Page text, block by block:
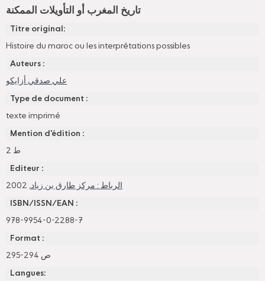
تاريخ المغرب أو التأويلات الممكنة
Titre original:
Histoire du maroc ou les interprétations possibles
Auteurs :
علي صدقي أزايكو
Type de document :
texte imprimé
Mention d'édition :
ط 2
Editeur :
الرباط : مركز طارق بن زياد, 2002
ISBN/ISSN/EAN :
978-9954-0-2288-7
Format :
295-294 ص
Langues: